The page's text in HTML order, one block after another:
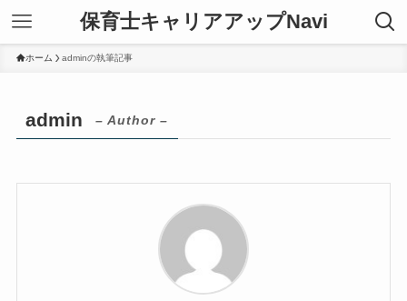
保育士キャリアアップNavi
ホーム adminの執筆記事
admin – Author –